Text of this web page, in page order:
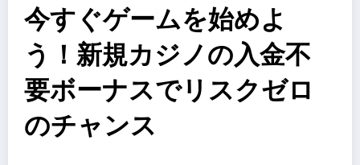
今すぐゲームを始めよ
う！新規カジノの入金不
要ボーナスでリスクゼロ
のチャンス